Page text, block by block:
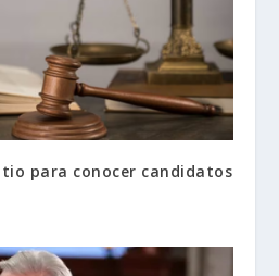
para conocer candidatos